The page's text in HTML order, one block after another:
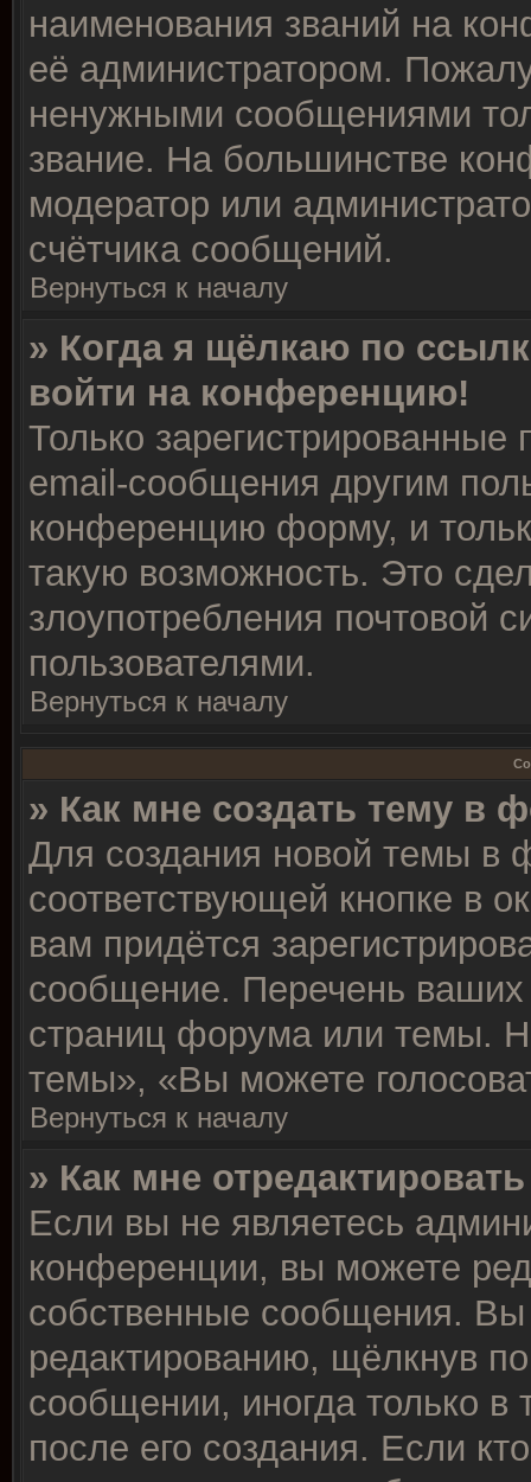
наименования званий на
её администратором.
ненужными сообщениями
звание. На большинстве
модератор или
счётчика сообщений.
Вернуться к началу
» Когда я щёлкаю по
войти на конференцию!
Только зарегистрированные
email-сообщения другим
конференцию форму, и
такую возможность. Это
злоупотребления почтовой
пользователями.
Вернуться к началу
» Как мне создать тему в
Для создания новой темы в
соответствующей кнопке в
вам придётся
сообщение. Перечень ваших
страниц форума или темы.
темы», «Вы можете
Вернуться к началу
» Как мне
Если вы не являетесь
конференции, вы можете
собственные сообщения. Вы
редактированию, щёлкнув
сообщении, иногда только в
после его создания. Если